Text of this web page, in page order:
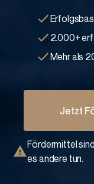
2.000+
Mehr als
Jetzt
Fördermittel
es andere tun.